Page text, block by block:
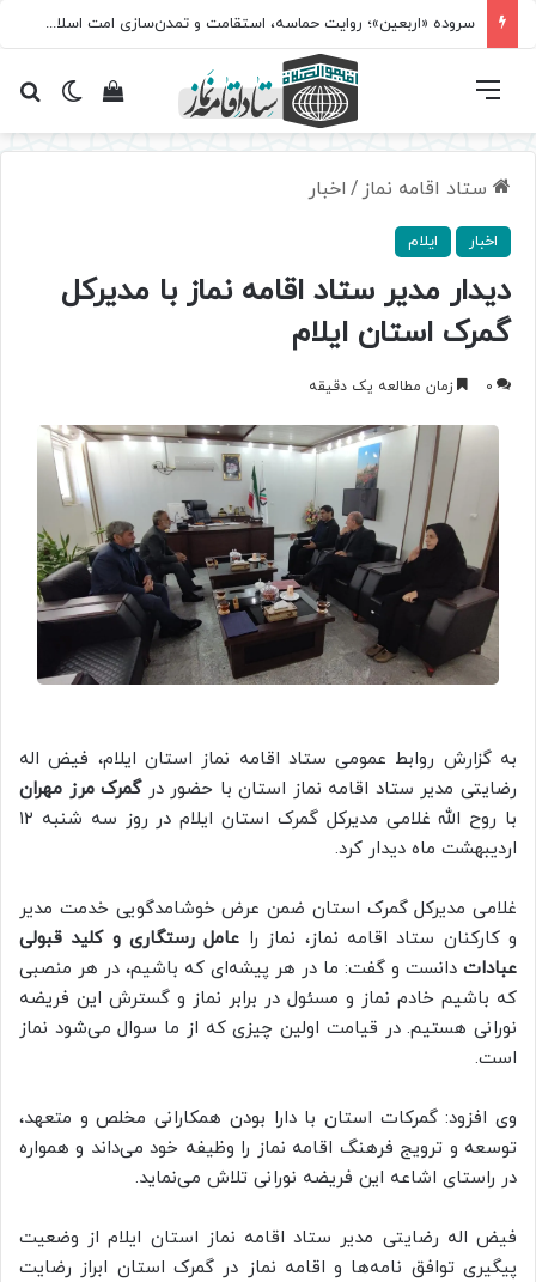
سروده‌ «اربعین»؛ روایت حماسه، استقامت و تمدن‌سازی امت اسلامی
تغییرمشاهده فهرست
ستاد اقامه نماز / اخبار
اخبار ایلام
دیدار مدیر ستاد اقامه نماز با مدیرکل
گمرک استان ایلام
0 زمان مطالعه یک دقیقه
به گزارش روابط عمومی ستاد اقامه نماز استان ایلام، فیض اله
رضایتی مدیر ستاد اقامه نماز استان با حضور درگمرک مرز مهران
با روح الله غلامی مدیرکل گمرک استان ایلام در روز سه شنبه ۱۲
اردیبهشت ماه دیدار کرد.
غلامی مدیرکل گمرک استان ضمن عرض خوشامدگویی خدمت مدیر
و کارکنان ستاد اقامه نماز، نماز را عامل رستگاری و کلید قبولی
عبادات دانست و گفت: ما در هر پیشه‌ای که باشیم، در هر منصبی
که باشیم خادم نماز و مسئول در برابر نماز و گسترش این فریضه
نورانی هستیم. در قیامت اولین چیزی که از ما سوال می‌شود نماز
است.
وی افزود: گمرکات استان با دارا بودن همکارانی مخلص و متعهد،
توسعه و ترویج فرهنگ اقامه نماز را وظیفه خود می‌داند و همواره
در راستای اشاعه این فریضه نورانی تلاش می‌نماید.
فیض اله رضایتی مدیر ستاد اقامه نماز استان ایلام از وضعیت
پیگیری توافق نامه‌ها و اقامه نماز در گمرک استان ابراز رضایت